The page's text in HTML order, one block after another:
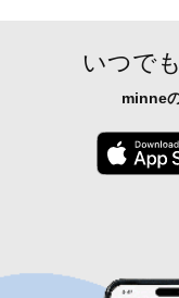
いつで
minne